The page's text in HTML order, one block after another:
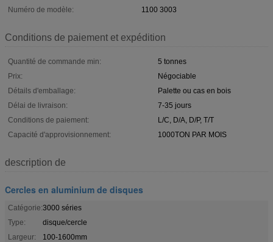
Numéro de modèle:
1100 3003
Conditions de paiement et expédition
Quantité de commande min:
5 tonnes
Prix:
Négociable
Détails d'emballage:
Palette ou cas en bois
Délai de livraison:
7-35 jours
Conditions de paiement:
L/C, D/A, D/P, T/T
Capacité d'approvisionnement:
1000TON PAR MOIS
description de
Cercles en aluminium de disques
Catégorie:3000 séries
Type:
disque/cercle
Largeur:
100-1600mm